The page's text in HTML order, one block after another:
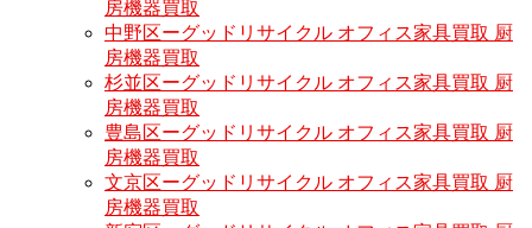
房機器買取
中野区ーグッドリサイクル オフィス家具買取 厨
房機器買取
杉並区ーグッドリサイクル オフィス家具買取 厨
房機器買取
豊島区ーグッドリサイクル オフィス家具買取 厨
房機器買取
文京区ーグッドリサイクル オフィス家具買取 厨
房機器買取